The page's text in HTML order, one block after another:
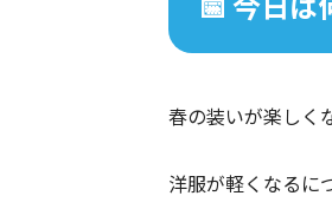
春の装いが楽しく
洋服が軽くなるに